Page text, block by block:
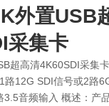
外置USB
采集卡
超高清4K60SDI采集
路12G SDI信号或2路
3.5音频输入 概述：产